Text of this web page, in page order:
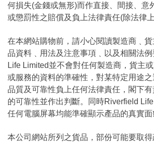
何損失(金錢或無形)而作直接、間接、意
或懲罰性之賠償及負上法律責任(除法律
在本網站購物前，請小心閱讀製造商﹑
品資料﹑用法及注意事項﹑以及相關法
Life Limited並不會對任何製造商，貨主
或服務的資料的準確性，對某特定用途之
品質及可靠性負上任何法律責任，閣下
的可靠性並作出判斷。同時Riverfield
任何電腦屏幕均能準確顯示產品的真實面
本公司網站所列之貨品，部份可能要取得